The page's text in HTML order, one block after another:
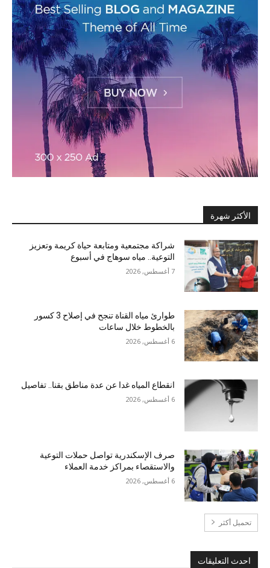
الأكثر شهرة
شراكة مجتمعية ومتابعة حياة كريمة وتعزيز
التوعية.. مياه سوهاج في أسبوع
7 أغسطس, 2026
طوارئ مياه القناة تنجح في إصلاح 3 كسور
بالخطوط خلال ساعات
6 أغسطس, 2026
انقطاع المياه غدا عن عدة مناطق بقنا.. تفاصيل
6 أغسطس, 2026
صرف الإسكندرية تواصل حملات التوعية
والاستقصاء بمراكز خدمة العملاء
6 أغسطس, 2026
تحميل أكثر
احدث التعليقات